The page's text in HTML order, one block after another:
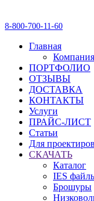
8-800-700-11-60
Главная
Компания
ПОРТФОЛИО
ОТЗЫВЫ
ДОСТАВКА
КОНТАКТЫ
Услуги
ПРАЙС-ЛИСТ
Статьи
Для
СКАЧАТЬ
Каталог
IES
Брошуры